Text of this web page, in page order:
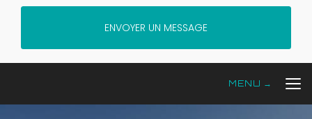
ENVOYER UN MESSAGE